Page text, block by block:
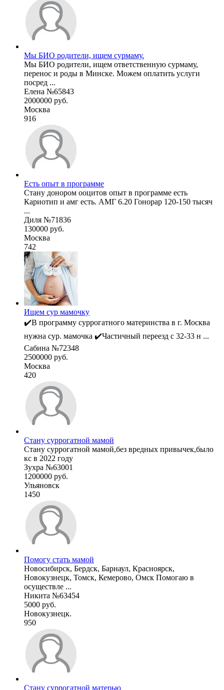
Мы БИО родители, ищем сурмаму.
Мы БИО родители, ищем ответственную сурмаму,
перенос и роды в Минске. Можем оплатить услуги
посред ...
Елена №65843
2000000 руб.
Москва
916
Есть опыт в программе
Стану донором ооцитов опыт в программе есть
Кариотип и амг есть. АМГ 6.20 Гонорар 120-150 тысяч
...
Диля №71836
130000 руб.
Москва
742
Ищем сур мамочку
✔️В программу суррогатного материнства в г. Москва
нужна сур. мамочка ✔️Частичный переезд с 32-33 н ...
Сабина №72348
2500000 руб.
Москва
420
Стану суррогатной мамой
Стану суррогатной мамой,без вредных привычек,было
кс в 2022 году
Зухра №63001
1200000 руб.
Ульяновск
1450
Помогу стать мамой
Новосибирск, Бердск, Барнаул, Красноярск,
Новокузнецк, Томск, Кемерово, Омск Помогаю в
осуществле ...
Никита №63454
5000 руб.
Новокузнецк.
950
Стану суррогатной матерью